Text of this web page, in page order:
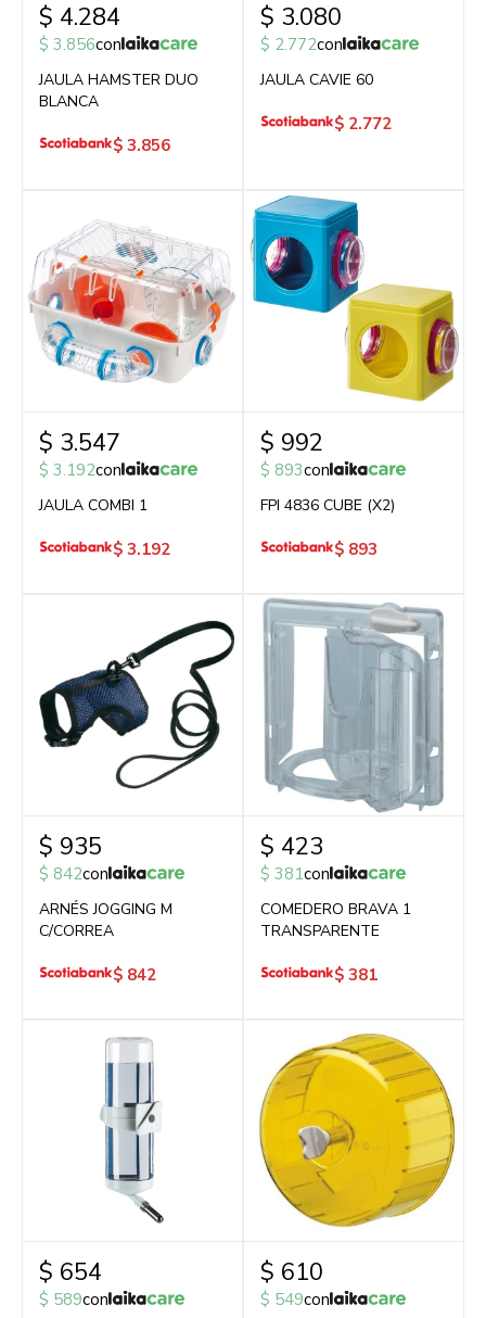
$ 4.284
$ 3.856con
JAULA HAMSTER DUO
BLANCA
$ 3.856
$ 3.080
$ 2.772con
JAULA CAVIE 60
$ 2.772
$ 3.547
$ 3.192con
JAULA COMBI 1
$ 3.192
$ 992
$ 893con
FPI 4836 CUBE (X2)
$ 893
$ 935
$ 842con
ARNÉS JOGGING M
C/CORREA
$ 842
$ 423
$ 381con
COMEDERO BRAVA 1
TRANSPARENTE
$ 381
$ 654
$ 589con
$ 610
$ 549con